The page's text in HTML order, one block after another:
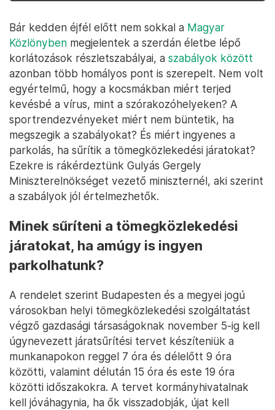
Bár kedden éjfél előtt nem sokkal a Magyar
Közlönyben megjelentek a szerdán életbe lépő
korlátozások részletszabályai, a szabályok között
azonban több homályos pont is szerepelt. Nem volt
egyértelmű, hogy a kocsmákban miért terjed
kevésbé a vírus, mint a szórakozóhelyeken? A
sportrendezvényeket miért nem büntetik, ha
megszegik a szabályokat? És miért ingyenes a
parkolás, ha sűrítik a tömegközlekedési járatokat?
Ezekre is rákérdeztünk Gulyás Gergely
Miniszterelnökséget vezető miniszternél, aki szerint
a szabályok jól értelmezhetők.
Minek sűríteni a tömegközlekedési
járatokat, ha amúgy is ingyen
parkolhatunk?
A rendelet szerint Budapesten és a megyei jogú
városokban helyi tömegközlekedési szolgáltatást
végző gazdasági társaságoknak november 5-ig kell
úgynevezett járatsűrítési tervet készíteniük a
munkanapokon reggel 7 óra és délelőtt 9 óra
közötti, valamint délután 15 óra és este 19 óra
közötti időszakokra. A tervet kormányhivatalnak
kell jóváhagynia, ha ők visszadobják, újat kell